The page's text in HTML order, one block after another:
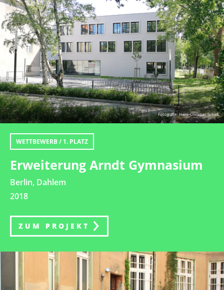
Fotografie: Hans-Christian Schick
WETTBEWERB / 1. PLATZ
Erweiterung Arndt Gymnasium
Berlin, Dahlem
2018
ZUM PROJEKT